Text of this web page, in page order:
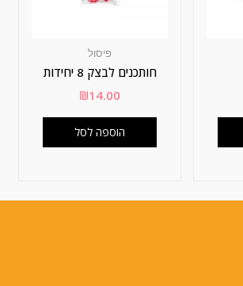
פיסול
חותכנים לבצק 8 יחידות
₪14.00
הוספה לסל